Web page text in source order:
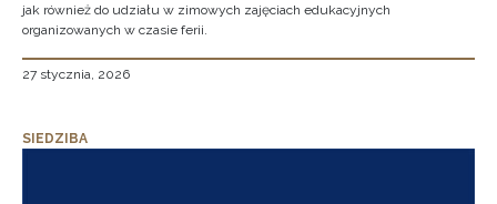
jak również do udziału w zimowych zajęciach edukacyjnych
organizowanych w czasie ferii.
27 stycznia, 2026
SIEDZIBA